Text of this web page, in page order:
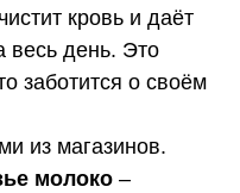
кровь и даёт
весь день. Это
заботится о своём
из магазинов.
молоко –